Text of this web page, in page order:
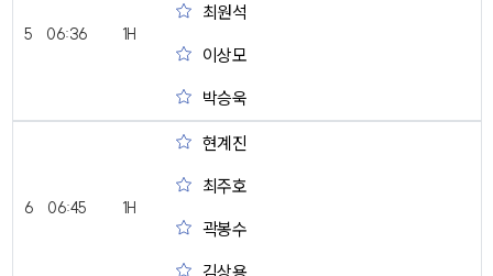
5 06:36 1H
최원석
이상모
박승욱
6 06:45 1H
현계진
최주호
곽봉수